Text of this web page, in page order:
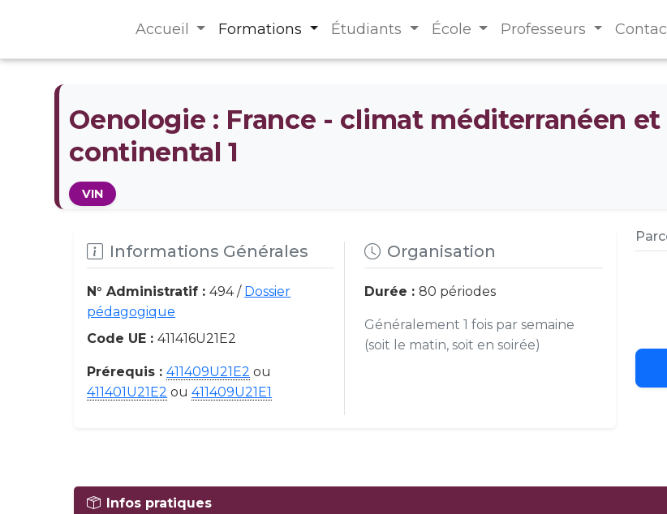
Accueil Formations Étudiants École Professeurs
Oenologie : France - climat méditerranéen et
continental 1
VIN
Informations Générales
N° Administratif :494 / Dossier
pédagogique
Code UE :411416U21E2
Prérequis :411409U21E2 ou
411401U21E2 ou411409U21E1
Organisation
Durée : 80 périodes
Généralement 1 fois par semaine
(soit le matin, soit en soirée)
Infos pratiques